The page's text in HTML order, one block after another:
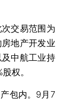
交易范围为
地产开发业
中航工业持
权。
包内。9月7